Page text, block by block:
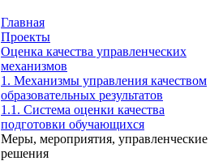
Главная
Проекты
Оценка качества управленческих
механизмов
1. Механизмы управления качеством
образовательных результатов
1.1. Система оценки качества
подготовки обучающихся
Меры, мероприятия, управленческие
решения